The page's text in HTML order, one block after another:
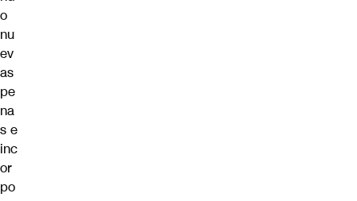
o
nu
ev
as
pe
na
s e
inc
or
po